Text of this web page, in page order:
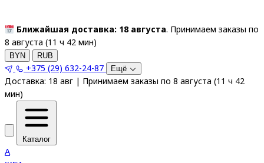
Ближайшая доставка: 18 августа. Принимаем заказы по
8 августа (11 ч 42 мин)
BYN RUB
+375 (29) 632-24-87 Ещё
Доставка: 18 авг | Принимаем заказы по 8 августа (11 ч 42
мин)
Каталог
A